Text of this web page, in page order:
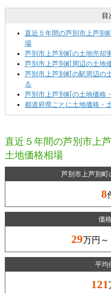
目
直近５年間の芦別市上芦別
場
芦別市上芦別町の土地売却
芦別市上芦別町周辺の土地
芦別市上芦別町の駅周辺の
る
芦別市上芦別町の土地価格
都道府県ごとに土地価格・
直近５年間の芦別市上
土地価格相場
芦別市上芦別町
8
価
29万円～
平均
121